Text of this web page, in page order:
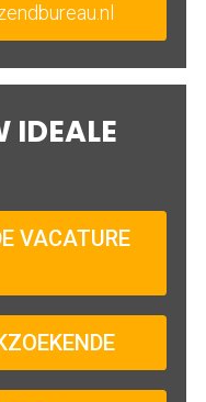
IDEALE
VACATURE